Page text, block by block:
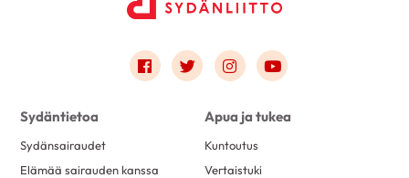
Link to facebook
Link to twitter
Link to instagram
Link to youtube
Sydäntietoa
Sydänsairaudet
Elämää sairauden kanssa
Apua ja tukea
Kuntoutus
Vertaistuki